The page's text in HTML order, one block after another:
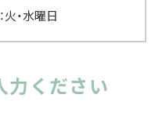
・水曜日
力ください